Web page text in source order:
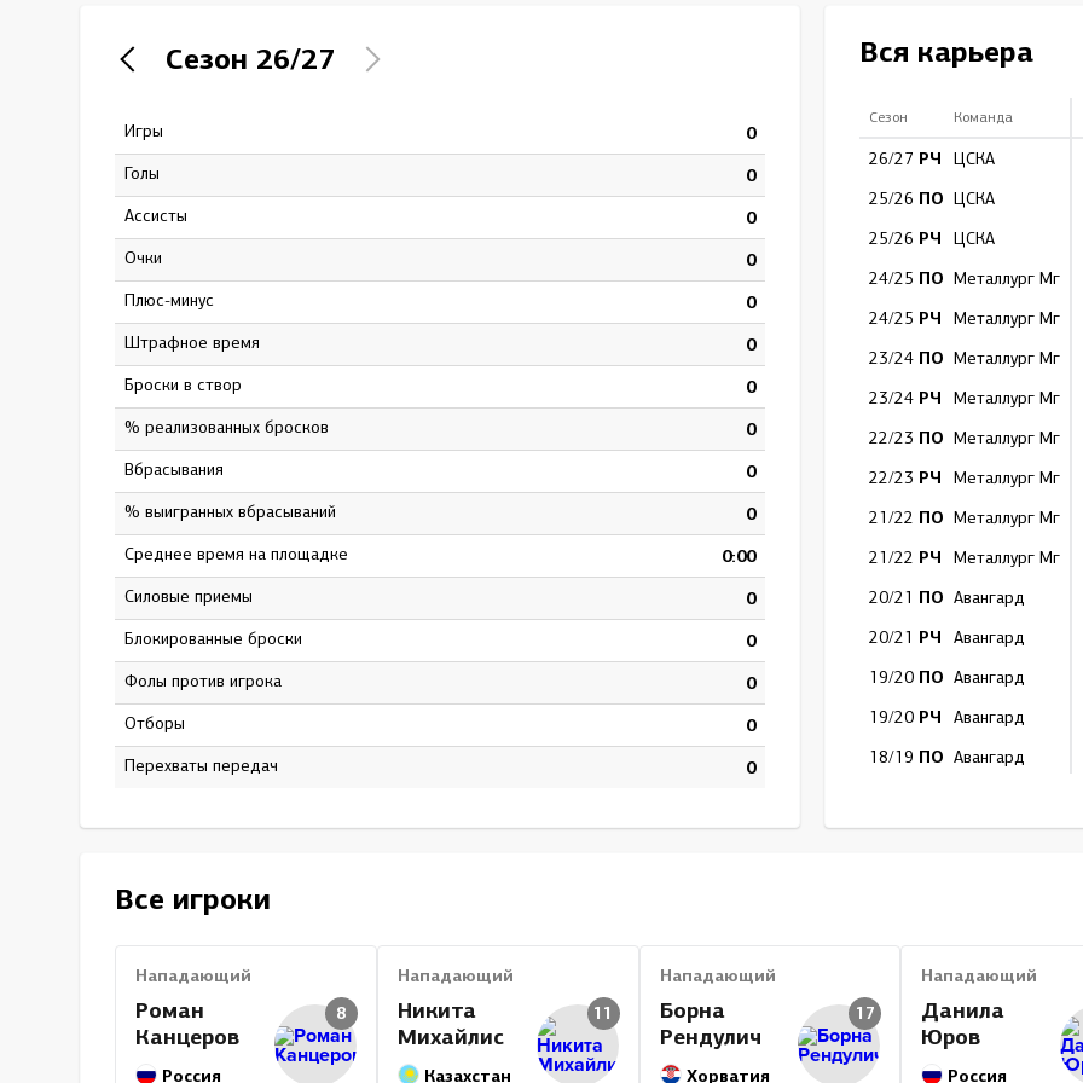
Северсталь
Сезон 26/27
Игры 0
Голы 0
Ассисты 0
Очки 0
Плюс-минус 0
штрафное время 0
Броски в створ 0
% реализованных бросков 0
Вбрасывания 0
% выигранных вбрасываний 0
Среднее время на площадке 0:00
Силовые приемы 0
Блокированные броски 0
Фолы против игрока 0
Отборы 0
Перехваты передач 0
Вся карьера
Сезон Команда
26/27 РЧ ЦСКА
25/26 ПО ЦСКА
25/26 РЧ ЦСКА
24/25 ПО Металлург Мг
24/25 РЧ Металлург Мг
23/24 ПО Металлург Мг
23/24 РЧ Металлург Мг
22/23 ПО Металлург Мг
22/23 РЧ Металлург Мг
21/22 ПО Металлург Мг
21/22 РЧ Металлург Мг
20/21 ПО Авангард
20/21 РЧ Авангард
19/20 ПО Авангард
19/20 РЧ Авангард
18/19 ПО Авангард
РЧ
Все игроки
Нападающий
Роман
Канцеров
Россия
8
Нападающий
Никита
Михайлис
Казахстан
11
Нападающий
Борна
Рендулич
Хорватия
17
Нападающий
Данила
Юров
Россия